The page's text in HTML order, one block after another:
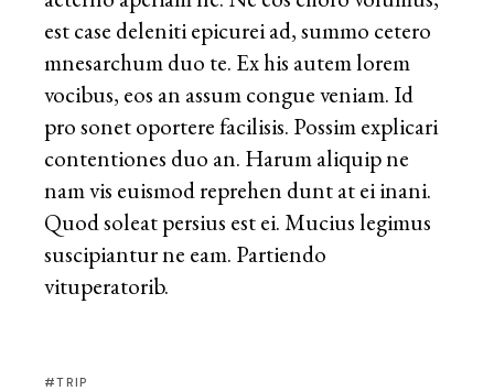
est case deleniti epicurei ad, summo cetero
mnesarchum duo te. Ex his autem lorem
vocibus, eos an assum congue veniam. Id
pro sonet oportere facilisis. Possim explicari
contentiones duo an. Harum aliquip ne
nam vis euismod reprehen dunt at ei inani.
Quod soleat persius est ei. Mucius legimus
suscipiantur ne eam. Partiendo
vituperatorib.
TRIP